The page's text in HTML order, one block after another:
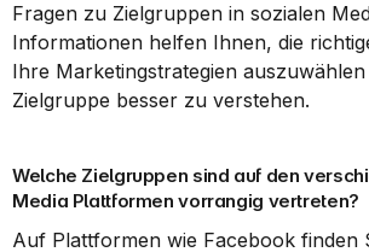
Fragen zu Zielgruppen in sozialen
Informationen helfen Ihnen, die
Ihre Marketingstrategien
Zielgruppe besser zu verstehen.
Welche Zielgruppen sind auf den
Media Plattformen vorrangig vertreten?
Auf Plattformen wie Facebook finden